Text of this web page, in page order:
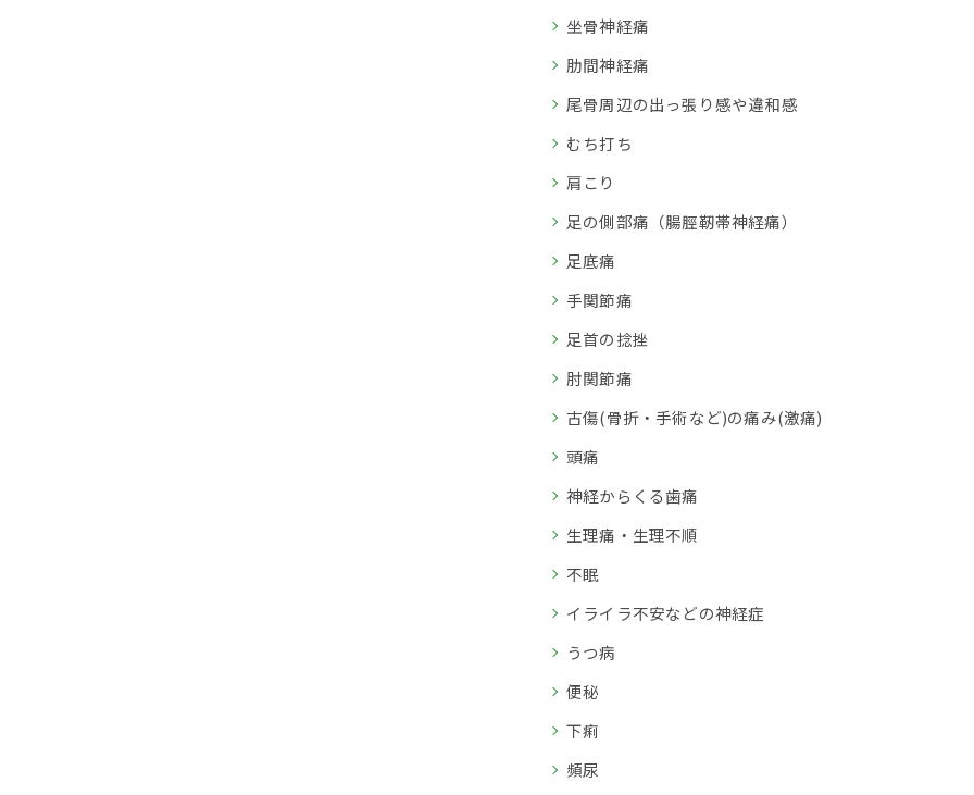
坐骨神経痛
肋間神経痛
尾骨周辺の出っ張り感や違和感
むち打ち
肩こり
足の側部痛（腸脛靭帯神経痛）
足底痛
手関節痛
足首の捻挫
肘関節痛
古傷(骨折・手術など)の痛み(激痛)
頭痛
神経からくる歯痛
生理痛・生理不順
不眠
イライラ不安などの神経症
うつ病
便秘
下痢
頻尿